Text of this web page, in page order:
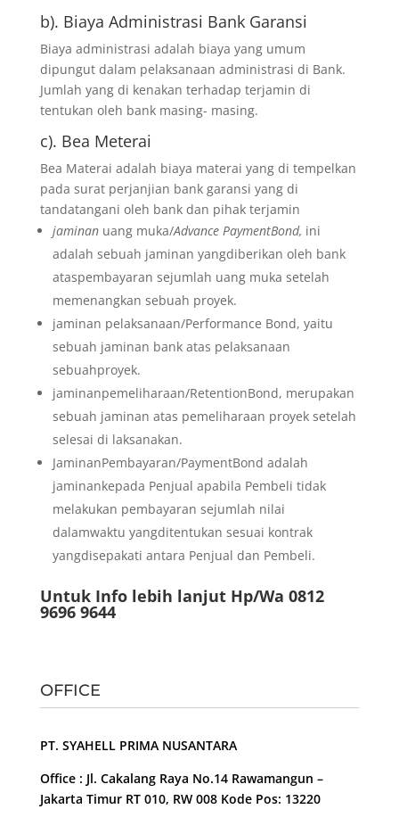
b). Biaya Administrasi Bank Garansi
Biaya administrasi adalah biaya yang umum
dipungut dalam pelaksanaan administrasi di Bank.
Jumlah yang di kenakan terhadap terjamin di
tentukan oleh bank masing- masing.
c). Bea Meterai
Bea Materai adalah biaya materai yang di tempelkan
pada surat perjanjian bank garansi yang di
tandatangani oleh bank dan pihak terjamin
jaminan uang muka/Advance PaymentBond, ini
adalah sebuah jaminan yangdiberikan oleh bank
ataspembayaran sejumlah uang muka setelah
memenangkan sebuah proyek.
jaminan pelaksanaan/Performance Bond, yaitu
sebuah jaminan bank atas pelaksanaan
sebuahproyek.
jaminanpemeliharaan/RetentionBond, merupakan
sebuah jaminan atas pemeliharaan proyek setelah
selesai di laksanakan.
JaminanPembayaran/PaymentBond adalah
jaminankepada Penjual apabila Pembeli tidak
melakukan pembayaran sejumlah nilai
dalamwaktu yangditentukan sesuai kontrak
yangdisepakati antara Penjual dan Pembeli.
Untuk Info lebih lanjut Hp/Wa 0812
9696 9644
OFFICE
PT. SYAHELL PRIMA NUSANTARA
Office : Jl. Cakalang Raya No.14 Rawamangun –
Jakarta Timur RT 010, RW 008 Kode Pos: 13220